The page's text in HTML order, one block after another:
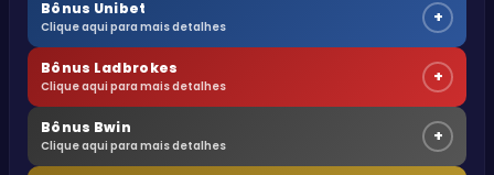
Bônus Unibet
Clique aqui para mais detalhes +
Bônus Ladbrokes
Clique aqui para mais detalhes +
Bônus Bwin
Clique aqui para mais detalhes +